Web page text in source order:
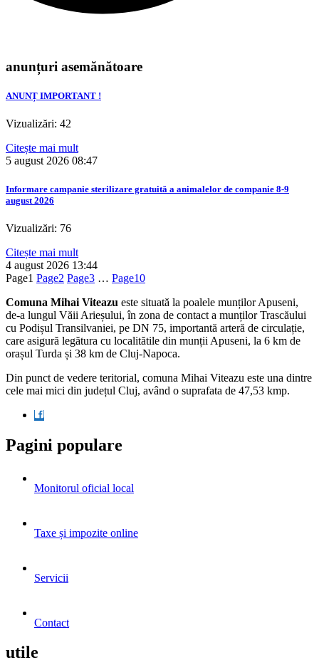
anunțuri asemănătoare
ANUNȚ IMPORTANT !
Vizualizări: 42
Citește mai mult
5 august 2026 08:47
Informare campanie sterilizare gratuită a animalelor de companie 8-9
august 2026
Vizualizări: 76
Citește mai mult
4 august 2026 13:44
Page1 Page2 Page3 … Page10
Comuna Mihai Viteazu este situată la poalele munților Apuseni,
de-a lungul Văii Arieșului, în zona de contact a munților Trascăului
cu Podișul Transilvaniei, pe DN 75, importantă arteră de circulație,
care asigură legătura cu localitătile din munții Apuseni, la 6 km de
orașul Turda și 38 km de Cluj-Napoca.
Din punct de vedere teritorial, comuna Mihai Viteazu este una dintre
cele mai mici din județul Cluj, având o suprafata de 47,53 kmp.
Pagini populare
Monitorul oficial local
Taxe și impozite online
Servicii
Contact
utile